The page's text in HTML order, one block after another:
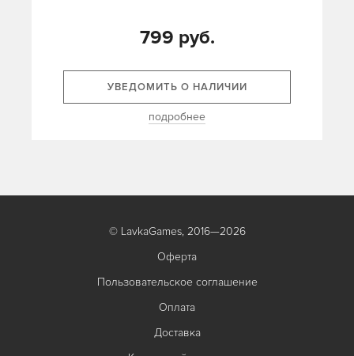
799 руб.
УВЕДОМИТЬ О НАЛИЧИИ
подробнее
© LavkaGames, 2016—2026
Оферта
Пользовательское соглашение
Оплата
Доставка